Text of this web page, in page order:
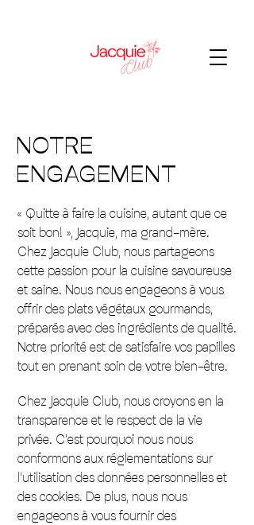
NOTRE
ENGAGEMENT
« Quitte à faire la cuisine, autant que ce
soit bon! », Jacquie, ma grand-mère.
Chez Jacquie Club, nous partageons
cette passion pour la cuisine savoureuse
et saine. Nous nous engageons à vous
offrir des plats végétaux gourmands,
préparés avec des ingrédients de qualité.
Notre priorité est de satisfaire vos papilles
tout en prenant soin de votre bien-être.
Chez Jacquie Club, nous croyons en la
transparence et le respect de la vie
privée. C'est pourquoi nous nous
conformons aux réglementations sur
l'utilisation des données personnelles et
des cookies. De plus, nous nous
engageons à vous fournir des